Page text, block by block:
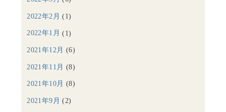
2022年2月 (1)
2022年1月 (1)
2021年12月 (6)
2021年11月 (8)
2021年10月 (8)
2021年9月 (2)